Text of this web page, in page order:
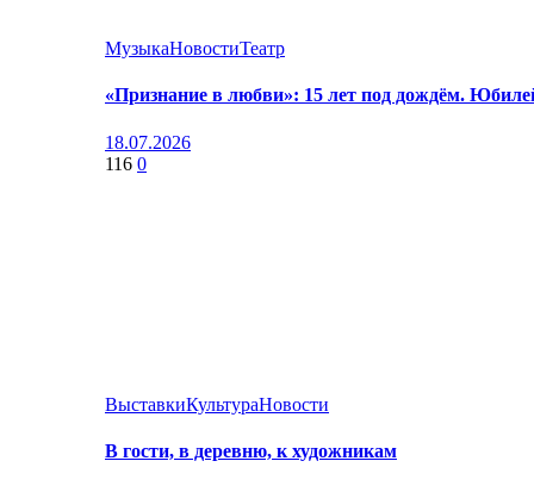
МузыкаНовостиТеатр
«Признание в любви»: 15 лет под дождём.
18.07.2026
116 0
ВыставкиКультураНовости
В гости, в деревню, к художникам